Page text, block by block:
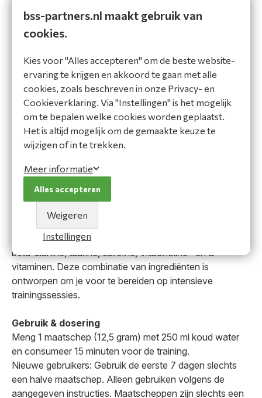
Twirler Ice Cream
Bewaar als favoriet
Gratis verzending NL & BE 🚚*
Geen minimale bestelhoeveelheid 📦
Persoonlijke B2B-service 🤝
Omschrijving
ABE - All Black Everything - Ultimate Pre-Workout
Applied Nutrition ABE is een pre-workout die een mix
van ingrediënten bevat, waaronder citrulline, creatine,
beta-alanine, taurine, cafeïne, VitaCholine™ en B-
vitaminen. Deze combinatie van ingrediënten is
ontworpen om je voor te bereiden op intensieve
trainingssessies.
Gebruik & dosering
Meng 1 maatschep (12,5 gram) met 250 ml koud water
en consumeer 15 minuten voor de training.
Nieuwe gebruikers: Gebruik de eerste 7 dagen slechts
een halve maatschep. Alleen gebruiken volgens de
aangegeven instructies. Maatscheppen zijn slechts een
bss-partners.nl maakt gebruik van
cookies.
Kies voor "Alles accepteren" om de beste website-
ervaring te krijgen en akkoord te gaan met alle
cookies, zoals beschreven in onze Privacy- en
Cookieverklaring. Via "Instellingen" is het mogelijk
om te bepalen welke cookies worden geplaatst.
Het is altijd mogelijk om de gemaakte keuze te
wijzigen of in te trekken.
Meer informatie
Instellingen
Weigeren
Alles accepteren